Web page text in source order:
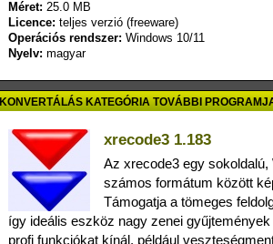
Méret: 25.0 MB
Licence: teljes verzió (freeware)
Operációs rendszer: Windows 10/11
Nyelv: magyar
KONVERTÁLÁS KATEGÓRIA TOVÁBBI
xrecode3 1.183
Az xrecode3 egy
számos formátum között
Támogatja a tömeges
így ideális eszköz nagy zenei
profi funkciókat kínál, például